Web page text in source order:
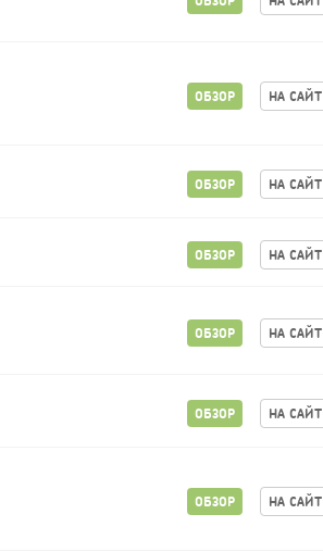
ОБЗОР НА САЙТ
ОБЗОР НА САЙТ
ОБЗОР НА САЙТ
ОБЗОР НА САЙТ
ОБЗОР НА САЙТ
ОБЗОР НА САЙТ